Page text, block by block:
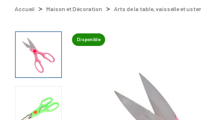
Accueil Maison et Décoration Arts de la table, vaisselle et
Disponible